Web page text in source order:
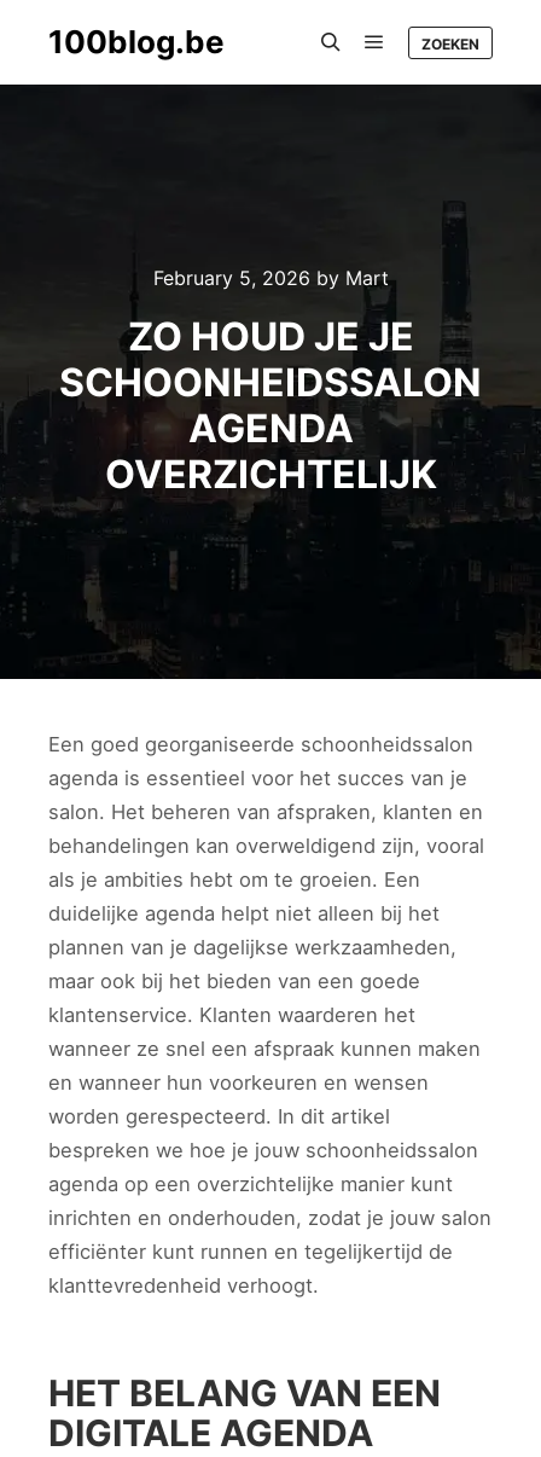
100blog.be ZOEKEN
February 5, 2026 by Mart
ZO HOUD JE JE
SCHOONHEIDSSALON
AGENDA
OVERZICHTELIJK
Een goed georganiseerde schoonheidssalon
agenda is essentieel voor het succes van je
salon. Het beheren van afspraken, klanten en
behandelingen kan overweldigend zijn, vooral
als je ambities hebt om te groeien. Een
duidelijke agenda helpt niet alleen bij het
plannen van je dagelijkse werkzaamheden,
maar ook bij het bieden van een goede
klantenservice. Klanten waarderen het
wanneer ze snel een afspraak kunnen maken
en wanneer hun voorkeuren en wensen
worden gerespecteerd. In dit artikel
bespreken we hoe je jouw schoonheidssalon
agenda op een overzichtelijke manier kunt
inrichten en onderhouden, zodat je jouw salon
efficiënter kunt runnen en tegelijkertijd de
klanttevredenheid verhoogt.
HET BELANG VAN EEN
DIGITALE AGENDA